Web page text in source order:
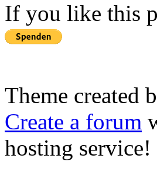
If you like this
Theme created
Create a forum
hosting service!